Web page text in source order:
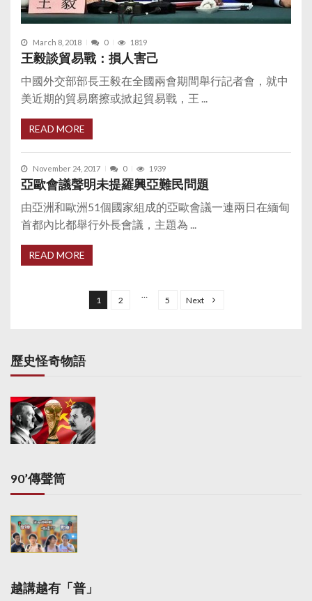
March 8, 2018 0 1819
王毅談貿易戰：損人害己
中國外交部部長王毅在全國兩會期間舉行記者會，就中
美近期的貿易磨擦或掀起貿易戰，王 ...
READ MORE
November 24, 2017 0 1939
亞歐會議聲明未提羅興亞難民問題
由亞洲和歐洲51個國家組成的亞歐會議一連兩日在緬甸
首都內比都舉行外長會議，主題為 ...
READ MORE
s
p
a
g
i
a
t
i
o
n
1 2
…
5 Next
歷史怪奇物語
90’傳聲筒
越講越有「普」